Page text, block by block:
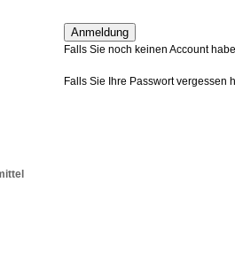
Falls Sie noch keinen Account
Falls Sie Ihre Passwort vergessen